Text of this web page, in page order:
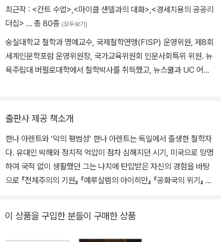
다. 이처럼 현실로부터 멀리 떨어져 있다는 것과 이러한 무사유가 인
간 속에 아마도 존재하는 모든 악을 합친 것보다도 더 많은 대파멸
훈이었다. 그런데 그것은 교훈이지 현상에 대한 설명도 아니고 그
에 대한 이론도 아니다.
문을 받은 뒤, 1933년에 프랑스로 망명하고 또 거기서 수용소에 갇혔
다가 결국 탈출하여 1941년에 미국으로 망명한다. 첫 번째 주저인
사상가의 길을 걷는다. 이후 『라헬 파른하겐』(1957), 『인간의 조건』
(1958), 『과거와 미래 사이』(1961), 『예루살렘의 아이히만』(196
3), 『혁명론』(1963), 『공화국의 위기』(1972) 등 중요 저작들을 연
루살렘에 머물면서 그 재판에 대한 보고서 『예루살렘의 아이히만』을
았다. 이 경험을 바탕으로 아렌트는 정치적 악을 유발하는 정신의 문
제에 집중하여 『정신의 삶』(1978)을 남긴다. 아렌트의 판단이론의
강의내용을 담은 『칸트의 정치철학』(1982)이 아렌트 사후에 출간되
었고, 또 유고를 정리해 『이해에 대한 에세이』1(994), 『정치의 약속』
출간되었다.
최근작 : <칸트 수업> <마이클 샌델과의 대화> <경세치용의 공공리
더십> … 총 80종 (모두보기)
숭실대학교 철학과 명예교수, 국제철학연맹(FISP) 운영위원, 제8회
세계인문학포럼 운영위원장, 국가교육위원회 인문사회특위 위원. 뉴
욕주립대 버펄로대학에서 철학박사를 취득했고, 뉴스쿨과 UC 어바
아렌트의 생각』 등 다수의 저서 및 공저가 있고, 옮긴 책으로는 『공화
국의 위기』 『정치의 약속』 『우리는 왜 한나 아렌트를 읽는가』 등이 있
다. 마이클 샌델과 『마이클 샌델과의 대화』를 공저했고, 그의 저서 번
역본 대부분을 감수하거나 공역했다. JTBC, 3ProTV 등에서 사유
의 문제, 정치철학의 주제 등을 강의한 다수 영상이 유튜브에 탑재되
출판사 제공 책소개
한나 아렌트와 ‘악의 평범성’ 한나 아렌트는 독일에서 출생한 철학자
다. 유대인 박해와 정치적 억압이 점차 심해지던 시기, 미국으로 망명
하여 국적 없이 생활했던 그는 나치에 탄압받은 자신의 경험을 바탕
으로 『전체주의의 기원』 『예루살렘의 아이히만』 『공화국의 위기』 등
혀 예루살렘에서 재판받는다는 소식이 전해지자, 아렌트는 『뉴요커』
이 상품을 구입한 분들이 구매한 상품